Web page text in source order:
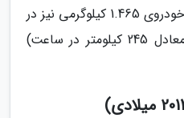
می رسد. حداکثر سرعت این خودروی 1.465 کیلوگرمی نیز در
حدود 152 مایل در ساعت (معادل 245 کیلومتر در ساعت)